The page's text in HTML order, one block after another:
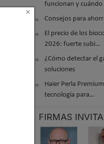
funcionan y
Consejos para
El precio de los
2026: fuerte subi…
¿Cómo detectar el
soluciones
Haier Perla
tecnología para…
FIRMAS
×